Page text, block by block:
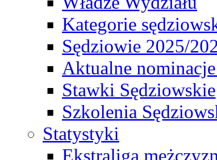
Kategorie
Sędziowie 2025/
Aktualne
Stawki Sędziowskie
Szkolenia
Statystyki
Ekstraliga